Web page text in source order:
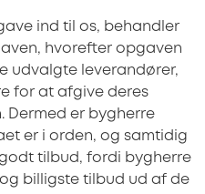
ind til os, behandler
hvorefter opgaven
udvalgte leverandører,
for at afgive deres
Dermed er bygherre
er i orden, og samtidig
tilbud, fordi bygherre
billigste tilbud ud af de